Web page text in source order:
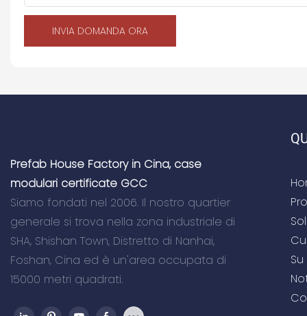
INVIA DOMANDA ORA
Prefab House Factory in Cina, case
modulari certificate GCC
Siamo fondati nel 2006. Il nostro quartier
generale si trova nella zona industriale di
SHA, Shishan Town, Distretto di Nanhai,
Foshan, Cina ed è un'area occupata di
15000 metri quadrati.